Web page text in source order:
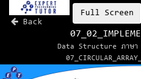
Back
Full Screen
Data Structure ภาษา